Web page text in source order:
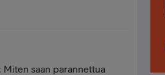
Miten saan parannettua